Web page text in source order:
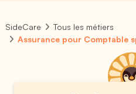
SideCare
Tous les métiers
Assurance pour Comptable